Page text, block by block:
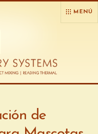
MENÚ
de